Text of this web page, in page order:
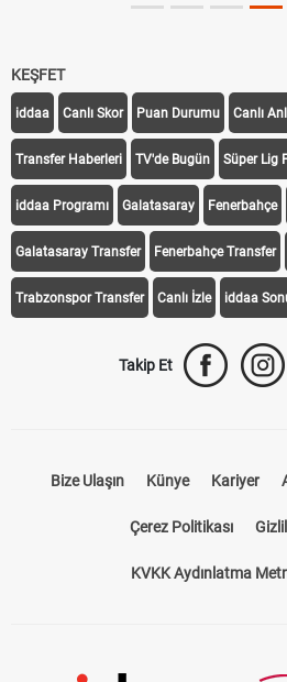
KEŞFET
iddaa Canlı Skor Puan Durumu Canlı
Transfer Haberleri TV'de Bugün Süper Lig
iddaa Programı Galatasaray Fenerbahçe
Galatasaray Transfer Fenerbahçe Transfer
Trabzonspor Transfer Canlı İzle iddaa
Takip Et
Bize Ulaşın Künye Kariyer
Çerez Politikası
KVKK Aydınlatma